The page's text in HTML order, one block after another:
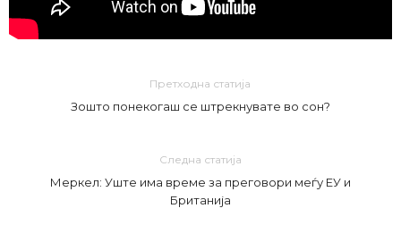
Претходна статија
Зошто понекогаш се штрекнувате во сон?
Следна статија
Меркел: Уште има време за преговори меѓу ЕУ и
Британија